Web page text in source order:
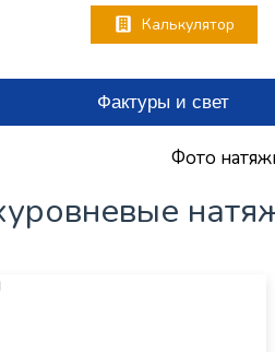
Калькулятор
Фактуры и свет
Фото